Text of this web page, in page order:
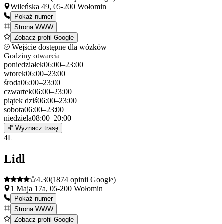
Wileńska 49, 05-200 Wołomin
Pokaż numer
Strona WWW
Zobacz profil Google
Wejście dostępne dla wózków
Godziny otwarcia
poniedziałek06:00–23:00
wtorek06:00–23:00
środa06:00–23:00
czwartek06:00–23:00
piątek dziś06:00–23:00
sobota06:00–23:00
niedziela08:00–20:00
+
−
Wyznacz trasę
4L
Lidl
4.30(1874 opinii Google)
1 Maja 17a, 05-200 Wołomin
Pokaż numer
Strona WWW
Zobacz profil Google